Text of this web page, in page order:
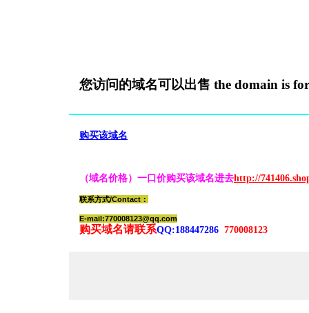
您访问的域名可以出售 the domain is
购买该域名
（域名价格）一口价购买该域名进去http://
联系方式/Contact：
E-mail:770008123@qq.com
购买域名请联系QQ:188447286 770008123